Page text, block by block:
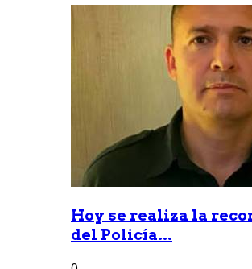
Hoy se realiza la
del Policía...